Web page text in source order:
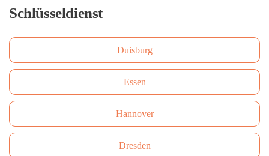
Schlüsseldienst
Duisburg
Essen
Hannover
Dresden